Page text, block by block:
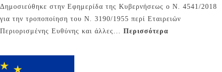
ΤΡΟΠΟΠΟΙΗΣΗ
ΕΤΑΙΡΙΕΣ
ΕΥΘΥΝΗΣ
Δημοσιεύθηκε στην Εφημερίδα της Κυβερνήσεως ο Ν. 4541/2018
για την τροποποίηση του Ν. 3190/1955 περί Εταιρειών
Περιορισμένης Ευθύνης και άλλες... Περισσότερα